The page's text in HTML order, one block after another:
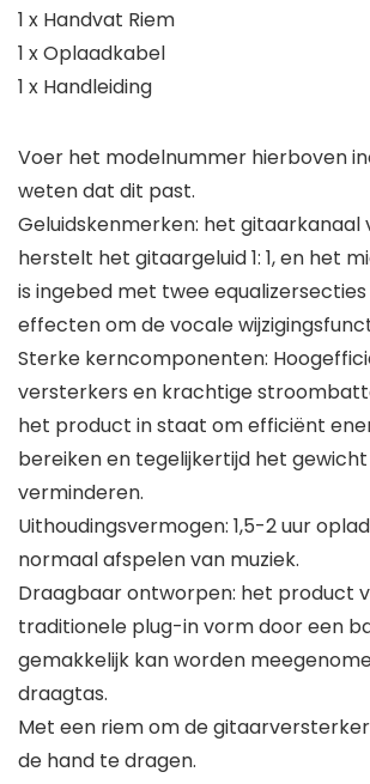
1 x Handvat Riem
1 x Oplaadkabel
1 x Handleiding
Voer het modelnummer hierboven
weten dat dit past.
Geluidskenmerken: het gitaarkanaal
herstelt het gitaargeluid 1: 1, en het
is ingebed met twee
effecten om de vocale
Sterke kerncomponenten:
versterkers en krachtige
het product in staat om efficiënt
bereiken en tegelijkertijd het
verminderen.
Uithoudingsvermogen: 1,5-2 uur
normaal afspelen van muziek.
Draagbaar ontworpen: het product
traditionele plug-in vorm door een
gemakkelijk kan worden
draagtas.
Met een riem om de
de hand te dragen.